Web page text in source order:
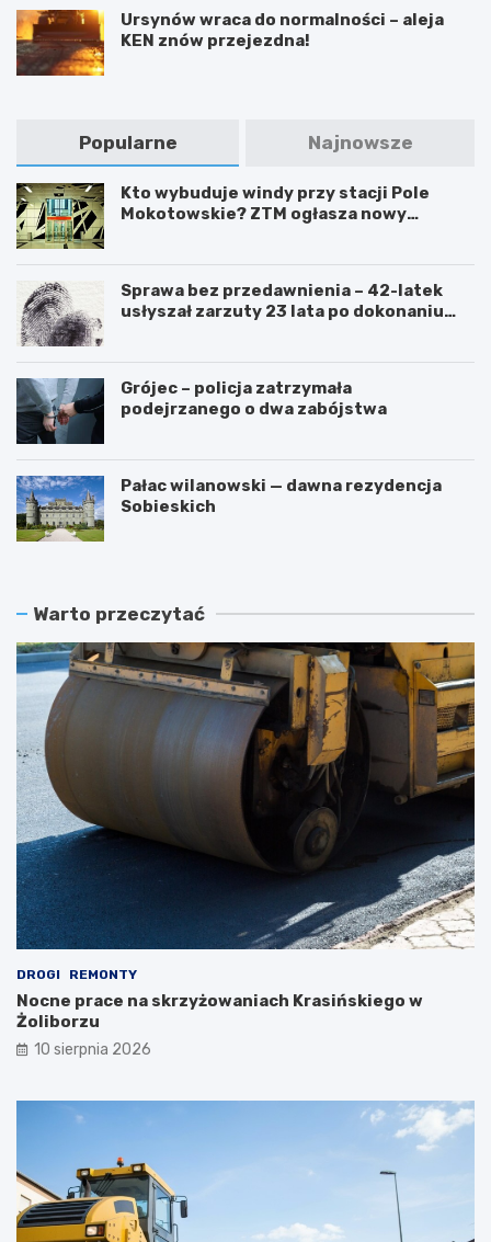
Ursynów wraca do normalności – aleja
KEN znów przejezdna!
Popularne Najnowsze
Kto wybuduje windy przy stacji Pole
Mokotowskie? ZTM ogłasza nowy
Sprawa bez przedawnienia – 42-latek
usłyszał zarzuty 23 lata po dokonaniu
Grójec – policja zatrzymała
podejrzanego o dwa zabójstwa
Pałac wilanowski — dawna rezydencja
Sobieskich
Warto przeczytać
DROGI REMONTY
Nocne prace na skrzyżowaniach Krasińskiego w
Żoliborzu
10 sierpnia 2026